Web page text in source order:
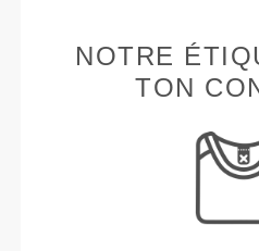
NOTRE
TON